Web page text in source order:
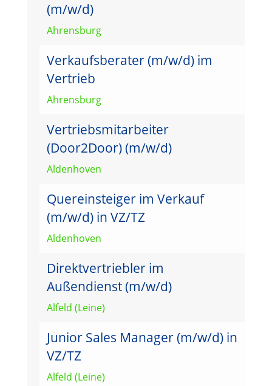
(m/w/d)
Ahrensburg
Verkaufsberater (m/w/d) im
Vertrieb
Ahrensburg
Vertriebsmitarbeiter
(Door2Door) (m/w/d)
Aldenhoven
Quereinsteiger im Verkauf
(m/w/d) in VZ/TZ
Aldenhoven
Direktvertriebler im
Außendienst (m/w/d)
Alfeld (Leine)
Junior Sales Manager (m/w/d) in
VZ/TZ
Alfeld (Leine)